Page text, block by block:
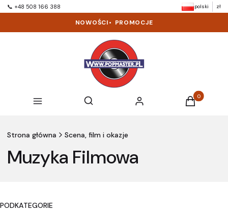
📞 +48 508 166 388 polski zł
NOWOŚCI• PROMOCJE
Menu Otwórz wyszukiwarkę
Szukaj Zaloguj się Produkty w
Koszyk
Strona główna Scena, film i okazje
Muzyka Filmowa
PODKATEGORIE